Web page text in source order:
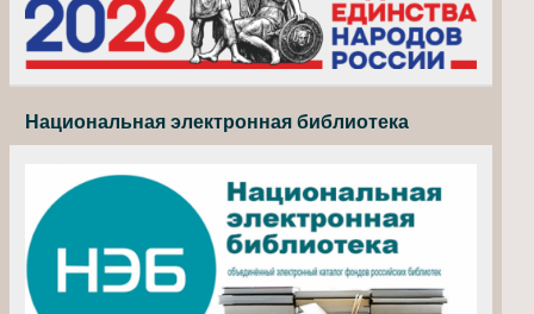
Национальная электронная библиотека